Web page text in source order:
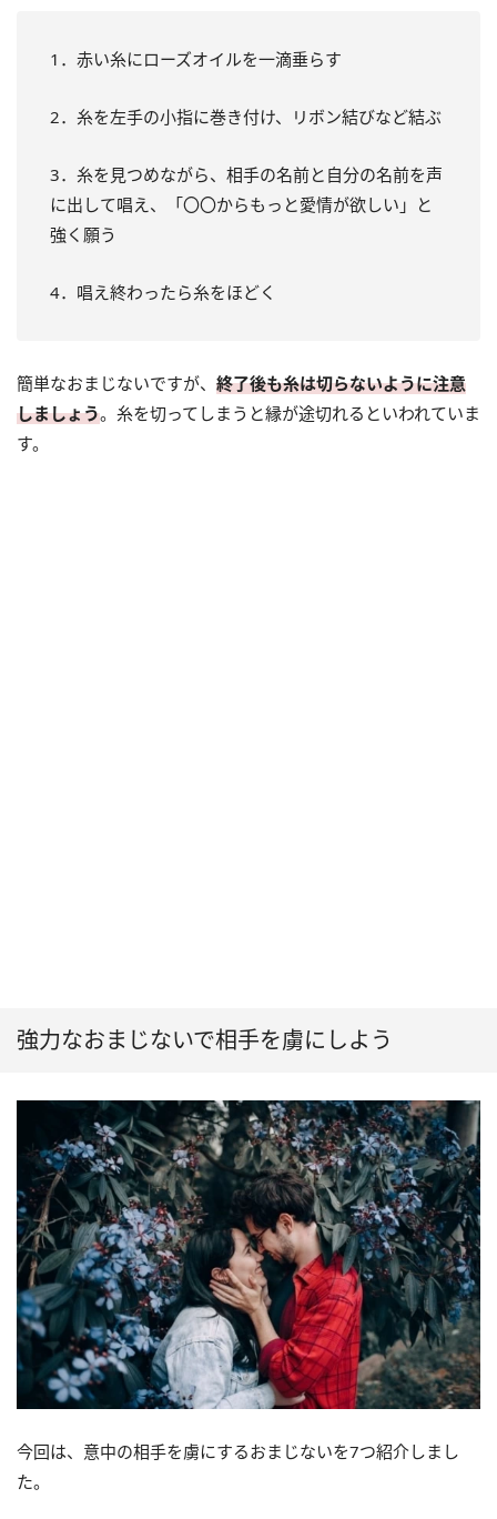
1．赤い糸にローズオイルを一滴垂らす
2．糸を左手の小指に巻き付け、リボン結びなど結ぶ
3．糸を見つめながら、相手の名前と自分の名前を声
に出して唱え、「〇〇からもっと愛情が欲しい」と
強く願う
4．唱え終わったら糸をほどく
簡単なおまじないですが、 終了後も糸は切らないように注意
しましょう。糸を切ってしまうと縁が途切れるといわれていま
す。
強力なおまじないで相手を虜にしよう
今回は、意中の相手を虜にするおまじないを7つ紹介しまし
た。